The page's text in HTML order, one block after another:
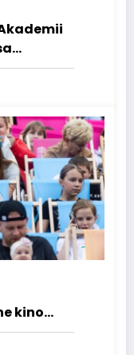
ale Ty
w II
kino